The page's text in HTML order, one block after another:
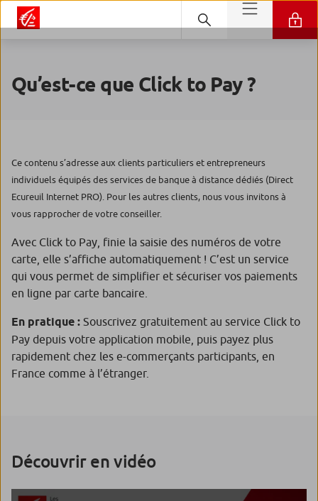
Qu’est-ce que Click to Pay ?
Ce contenu s’adresse aux clients particuliers et entrepreneurs
individuels équipés des services de banque à distance dédiés (Direct
Ecureuil Internet PRO). Pour les autres clients, nous vous invitons à
vous rapprocher de votre conseiller.
Avec Click to Pay, finie la saisie des numéros de votre
carte, elle s’affiche automatiquement ! C’est un service
qui vous permet de simplifier et sécuriser vos paiements
en ligne par carte bancaire.
En pratique : Souscrivez gratuitement au service Click to
Pay depuis votre application mobile, puis payez plus
rapidement chez les e-commerçants participants, en
France comme à l’étranger.
Découvrir en vidéo